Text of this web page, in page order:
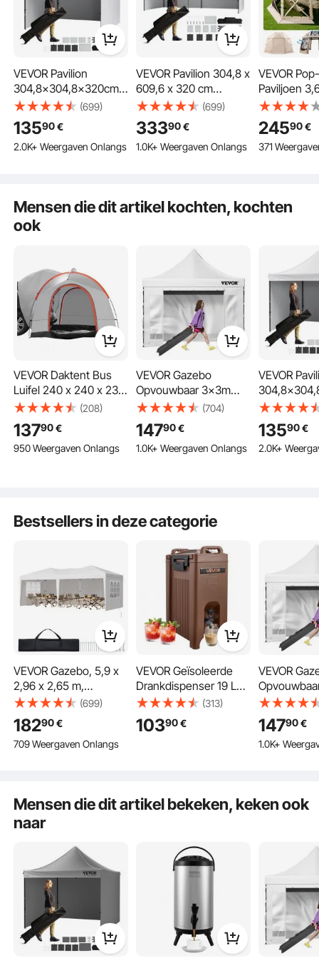
Regendicht
Draagbaar
Doe-het-zelf
VEVOR Pavilion
304,8x304,8x320cm
Tuintent 500D PU
Zilveren Stof
Opvouwbare Paviljoen
Hoogte Verstelbaar
Witte Tuinpaviljoen
voor Kampeertrips
(699)
13590€
2.0K+ Weergaven Onlangs
VEVOR Pavilion 304,8 x
609,6 x 320 cm
Tuintent 500D PU
Zilveren Stof
Opvouwbare Paviljoen
Hoogte Verstelbaar
Tuinpaviljoen voor
(699)
33390€
1.0K+ Weergaven Onlangs
VEVOR
Paviljoen
13-zijdige,
draagtas,
24590€
371
Mensen die dit artikel kochten, kochten
ook
VEVOR Daktent Bus
Luifel 240 x 240 x 230
cm, Autotent
Achterklep Incl.
Dubbellaagse Tent
PU2000 mm Daktent
Picknick etc.
(208)
13790€
950 Weergaven Onlangs
VEVOR Gazebo
Opvouwbaar 3x3m
Opvouwbaar Gazebo
240g PVC-gecoat
Polyester Pop-Up
Gazebo 1,95-2,13m
Activiteiten
(704)
14790€
1.0K+ Weergaven Onlangs
VEVOR
Tuintent
Zilveren
Hoogte
13590€
2.0K+
Bestsellers in deze categorie
VEVOR Gazebo, 5,9 x
2,96 x 2,65 m,
Partytent, Tuintent met
Zijwanden en
Geventileerde Ramen,
3 Hoogte-instellingen,
(699)
18290€
709 Weergaven Onlangs
VEVOR Geïsoleerde
Drankdispenser 19 L
Warme en Koude
Drankdispenser met
Kraan en Handvat,
Water in Cafés en
(313)
10390€
VEVOR
240g PVC-
Polyester
Gazebo
Andere
14790€
1.0K+
Mensen die dit artikel bekeken, keken ook
naar